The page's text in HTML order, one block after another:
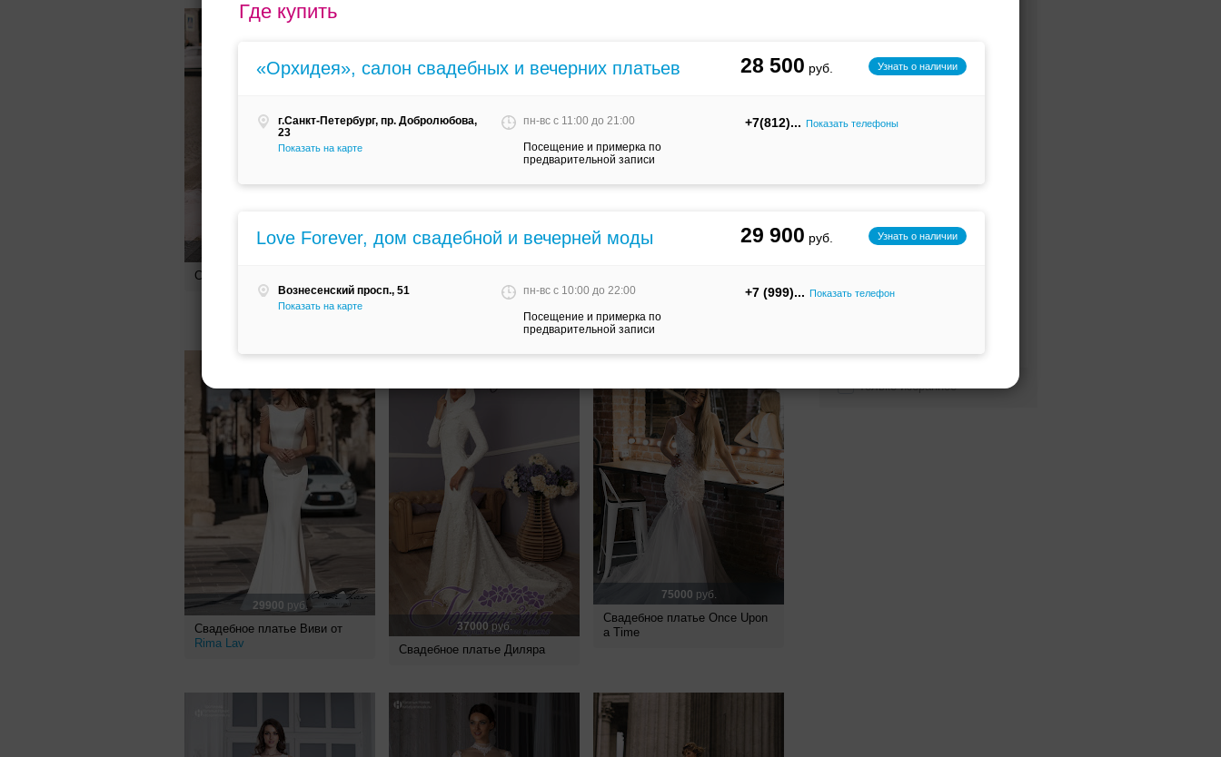
Где купить
«Орхидея», салон свадебных и вечерних платьев Узнать о наличии
28 500
г.Санкт-Петербург, пр. Добролюбова,
23
Показать на карте
пн-вс c 11:00 до 21:00
Посещение и примерка по
предварительной записи
+7(812) Показать телефоны
Love Forever, дом свадебной и вечерней моды Узнать о наличии
29 900
Вознесенский просп., 51
Показать на карте
пн-вс c 10:00 до 22:00
Посещение и примерка по
предварительной записи
+7 (999) Показать телефон
Закрытые
Миди
Пляжные
Рустик
Только избранное
Свадебное платье Wild Peony
руб.
29900 руб.
Свадебное платье Виви от
Rima Lav
37000 руб.
Свадебное платье Диляра
75000 руб.
Свадебное платье Once Upon
a Time